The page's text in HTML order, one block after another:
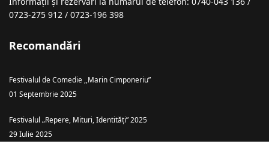
0723-275 912 / 0723-196 398
Recomandări
Festivalul de Comedie ,,Marin Cimponeriu”
01 Septembrie 2025
Festivalul „Repere, Mituri, Identități” 2025
29 Iulie 2025